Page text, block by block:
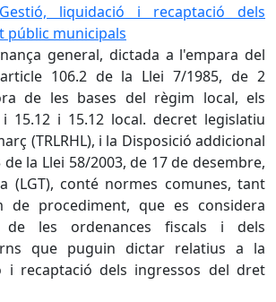
liquidació i recaptació dels
públic municipals
general, dictada a l'empara del
106.2 de la Llei 7/1985, de 2
de les bases del règim local, els
15.12 i 15.12 local. decret legislatiu
(TRLRHL), i la Disposició addicional
la Llei 58/2003, de 17 de desembre,
(LGT), conté normes comunes, tant
de procediment, que es considera
de les ordenances fiscals i dels
que puguin dictar relatius a la
i recaptació dels ingressos del dret